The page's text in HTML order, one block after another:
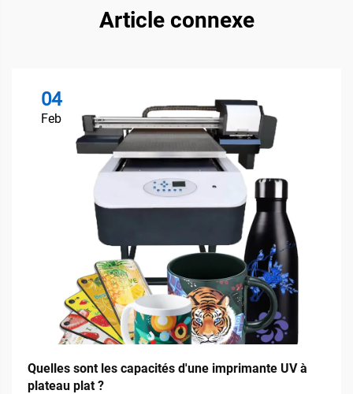
Article connexe
04
Feb
Quelles sont les capacités d'une imprimante UV à
plateau plat ?